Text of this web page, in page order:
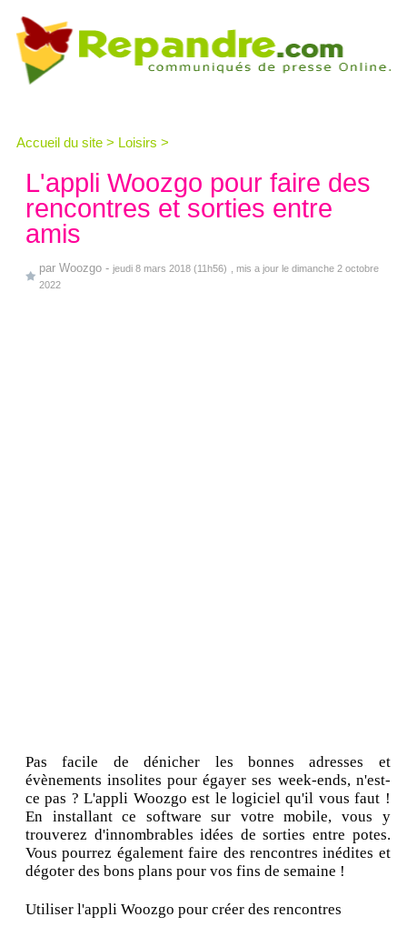
Accueil du site > Loisirs >
L'appli Woozgo pour faire des
rencontres et sorties entre
amis
par Woozgo - jeudi 8 mars 2018 (11h56)
, mis a jour le dimanche 2 octobre
2022
Pas facile de dénicher les bonnes adresses et
évènements insolites pour égayer ses week-ends, n'est-
ce pas ? L'appli Woozgo est le logiciel qu'il vous faut !
En installant ce software sur votre mobile, vous y
trouverez d'innombrables idées de sorties entre potes.
Vous pourrez également faire des rencontres inédites et
dégoter des bons plans pour vos fins de semaine !
Utiliser l'appli Woozgo pour créer des rencontres